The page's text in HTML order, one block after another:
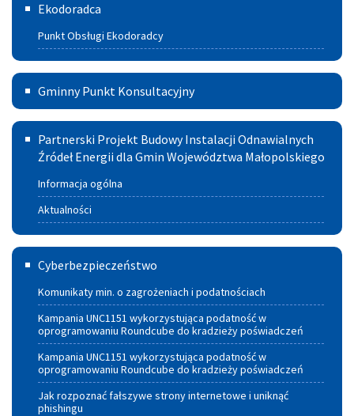
ciepła
i spalania
paliw
Ekodoradca
Punkt Obsługi Ekodoradcy
Gminny
Punkt
Konsultacyjny
Szczucinie
Gminny Punkt Konsultacyjny
Partnerski
Projekt
Budowy
Instalacji
Odnawialnych
Źródeł
Energii
dla
Gmin
Województwa
Małopolskiego
Partnerski Projekt Budowy Instalacji Odnawialnych
Źródeł Energii dla Gmin Województwa Małopolskiego
Informacja ogólna
Aktualności
Cyberbezpieczeństwo
Cyberbezpieczeństwo
Komunikaty min. o zagrożeniach i podatnościach
Kampania UNC1151 wykorzystująca podatność w
oprogramowaniu Roundcube do kradzieży poświadczeń
Kampania UNC1151 wykorzystująca podatność w
oprogramowaniu Roundcube do kradzieży poświadczeń
Jak rozpoznać fałszywe strony internetowe i uniknąć
phishingu